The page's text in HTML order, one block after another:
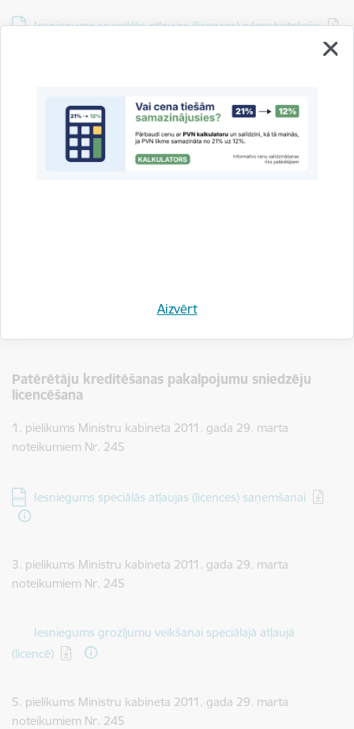
Aizvērt
Lejupielādēt:
Iesniegums speciālās atļaujas (licences) pārreģistrācijai
noteikumiem Nr. 64
Lejupielādēt:
Iesniegums grozījumu veikšanai speciālajā atļaujā
Patērētāju kreditēšanas pakalpojumu sniedzēju
licencēšana
1. pielikums Ministru kabineta 2011. gada 29. marta
noteikumiem Nr. 245
Lejupielādēt:
Iesniegums speciālās atļaujas (licences) saņemšanai
3. pielikums Ministru kabineta 2011. gada 29. marta
noteikumiem Nr. 245
Lejupielādēt:
Iesniegums grozījumu veikšanai speciālajā atļaujā
(licencē)
5. pielikums Ministru kabineta 2011. gada 29. marta
noteikumiem Nr. 245